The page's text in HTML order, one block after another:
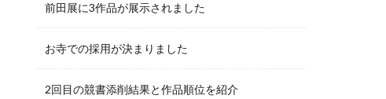
前田展に3作品が展示されました
お寺での採用が決まりました
2回目の競書添削結果と作品順位を紹介